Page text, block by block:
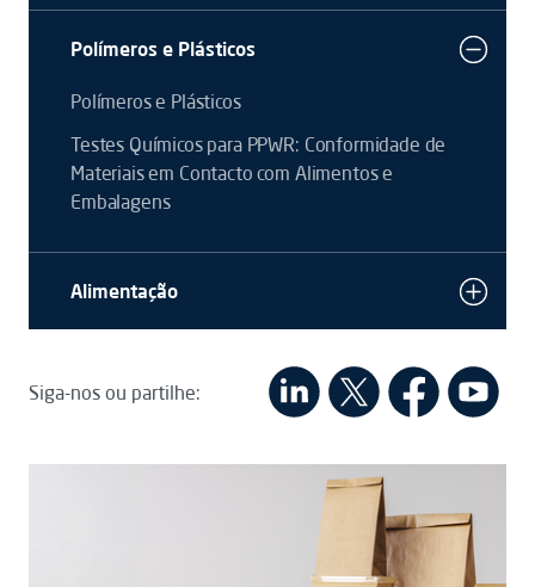
Polímeros e Plásticos
Polímeros e Plásticos
Testes Químicos para PPWR: Conformidade de
Materiais em Contacto com Alimentos e
Embalagens
Alimentação
Siga-nos ou partilhe: